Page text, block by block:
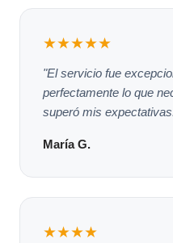
★★★★★
"El servicio fue
perfectamente lo que
superó mis
María G.
★★★★